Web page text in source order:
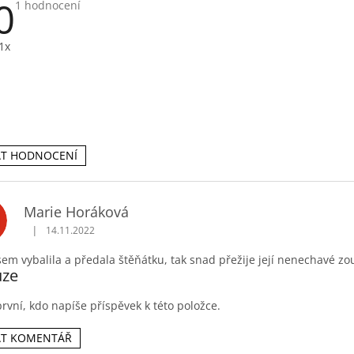
Průměrné
1 hodnocení
1x
HODNOCENÍ
Marie Horáková
Hodnocení produktu je 5 z 5 hvězdiček.
| 14.11.2022
vybalila a předala štěňátku, tak snad přežije její nenechavé
kdo napíše příspěvek k této položce.
KOMENTÁŘ